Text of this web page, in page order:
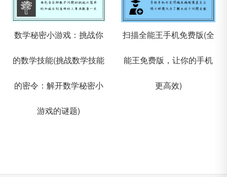
数学秘密小游戏：挑战你
的数学技能(挑战数学技能
的密令：解开数学秘密小
游戏的谜题)
扫描全能王手机免费版(全
能王免费版，让你的手机
更高效)